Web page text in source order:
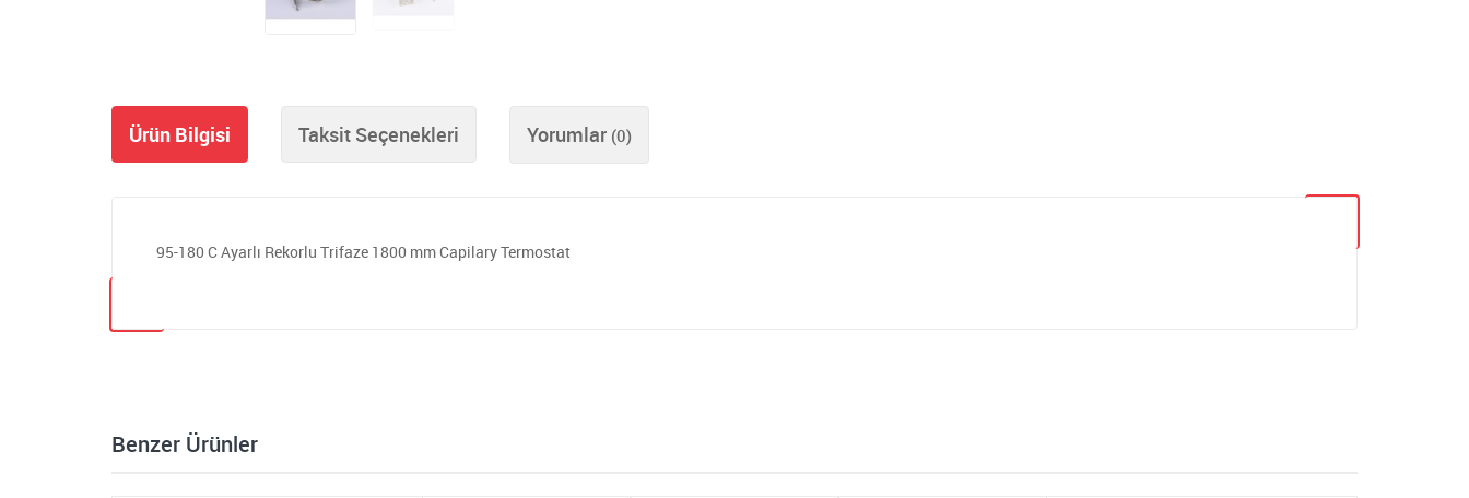
Ürün Bilgisi Taksit Seçenekleri Yorumlar (0)
95-180 C Ayarlı Rekorlu Trifaze 1800 mm Capilary Termostat
Benzer Ürünler